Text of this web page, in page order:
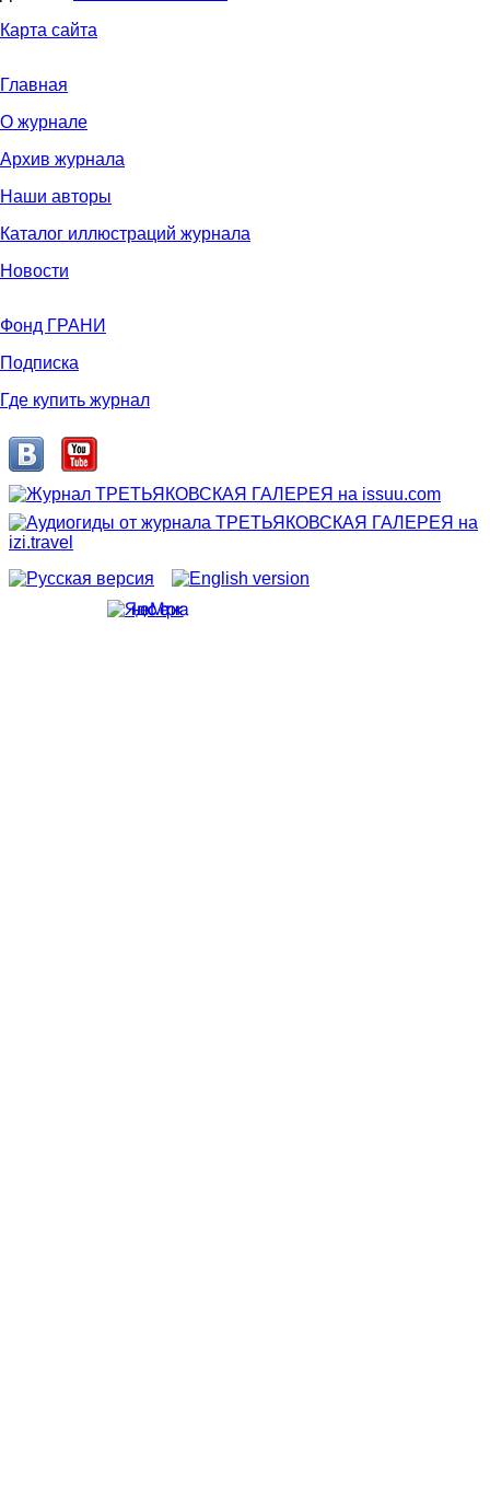
Карта сайта
Главная
О журнале
Архив журнала
Наши авторы
Каталог иллюстраций журнала
Новости
Фонд ГРАНИ
Подписка
Где купить журнал